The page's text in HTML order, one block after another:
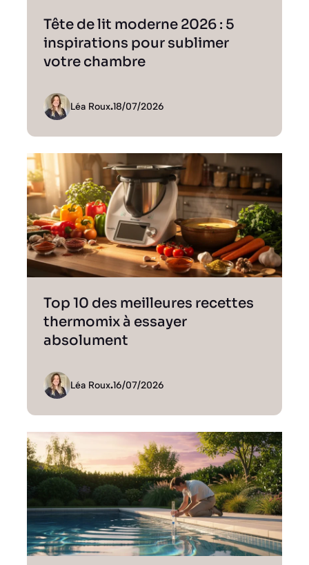
Tête de lit moderne 2026 : 5
inspirations pour sublimer
votre chambre
Léa Roux.18/07/2026
Top 10 des meilleures recettes
thermomix à essayer
absolument
Léa Roux.16/07/2026